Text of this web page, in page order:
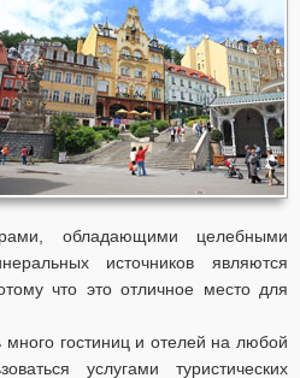
обладающими целебными
источников являются
что это отличное место для
много гостиниц и отелей на любой
услугами туристических